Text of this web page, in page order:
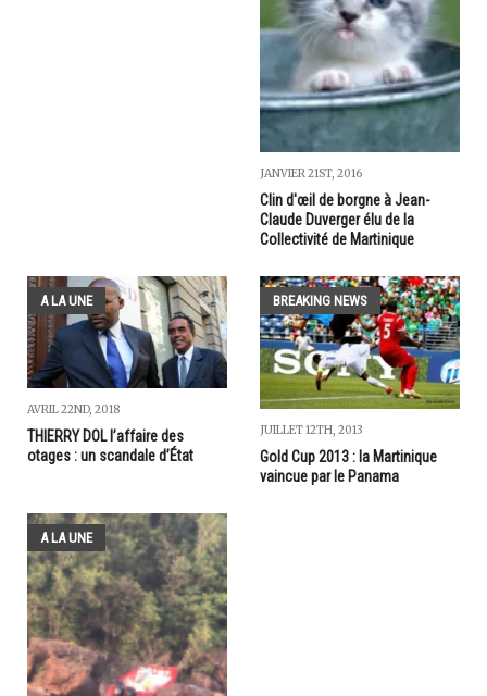
JANVIER 21ST, 2016
Clin d'œil de borgne à Jean-
Claude Duverger élu de la
Collectivité de Martinique
A LA UNE
AVRIL 22ND, 2018
THIERRY DOL l’affaire des
otages : un scandale d’État
BREAKING NEWS
JUILLET 12TH, 2013
Gold Cup 2013 : la Martinique
vaincue par le Panama
A LA UNE